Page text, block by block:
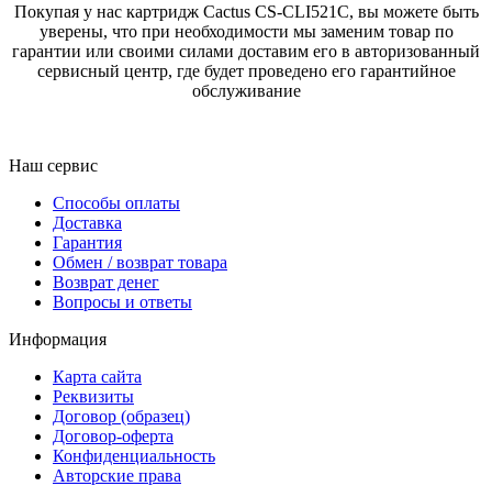
Покупая у нас картридж Cactus CS-CLI521C, вы можете быть
уверены, что при необходимости мы заменим товар по
гарантии или своими силами доставим его в авторизованный
сервисный центр, где будет проведено его гарантийное
обслуживание
Наш сервис
Способы оплаты
Доставка
Гарантия
Обмен / возврат товара
Возврат денег
Вопросы и ответы
Информация
Карта сайта
Реквизиты
Договор (образец)
Договор-оферта
Конфиденциальность
Авторские права